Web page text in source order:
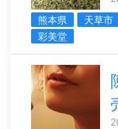
熊本県
天草市
彩美堂